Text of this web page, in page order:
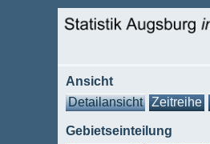
Ansicht
Detailansicht
Zeitreihe
Gebietseinteilung